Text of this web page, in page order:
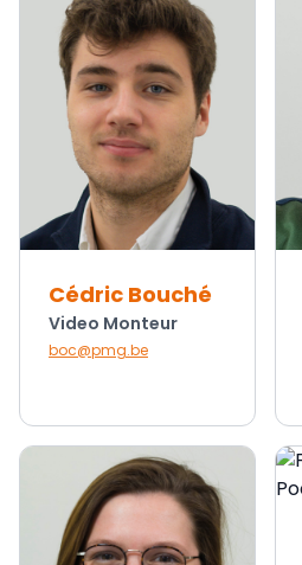
Cédric Bouché
Video Monteur
boc@pmg.be